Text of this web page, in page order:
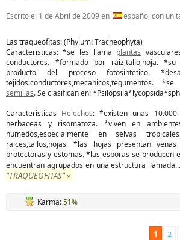
Escrito el 1 de Abril de 2009en español con un
Las traqueofitas: (Phylum: Tracheophyta)
Caracteristicas: *se les llama plantas
conductores. *formado por raiz,tallo,hoja.
producto del proceso fotosintetico.
tejidos:conductores,mecanicos,tegumentos.
semillas. Se clasifican en:
Caracteristicas Helechos: *existen unas 10.000
herbaceas y risomatoza. *viven en
humedos,especialmente en selvas
raices,tallos,hojas. *las hojas presentan
protectoras y estomas. *las esporas se producen
encuentran agrupados en una estructura llamada...
"TRAQUEOFITAS" »
Karma:51%
1 2